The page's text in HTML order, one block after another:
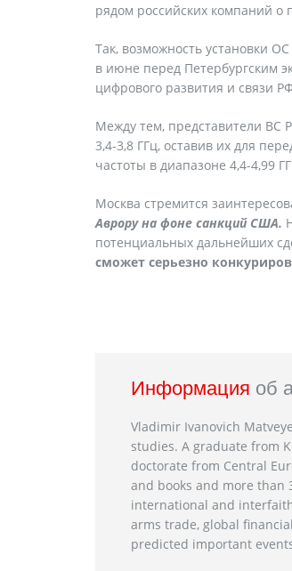
рядом российских компаний о
Так, возможность установки
в июне перед Петербургским
цифрового развития и связи
Между тем, представители ВС
3,4-3,8 ГГц, оставив их для
частоты в диапазоне 4,4-4,99
Москва стремится
Аврору на фоне санкций США.
потенциальных дальнейших
сможет серьезно
Информация об
Vladimir Ivanovich
studies. A graduate from
doctorate from Central
and books and more
international and
arms trade, global
predicted important